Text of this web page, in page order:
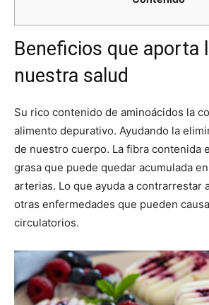
Beneficios que aporta
nuestra salud
Su rico contenido de aminoácidos la
alimento depurativo. Ayudando la
de nuestro cuerpo. La fibra contenida
grasa que puede quedar acumulada
arterias. Lo que ayuda a contrarrestar
otras enfermedades que pueden
circulatorios.